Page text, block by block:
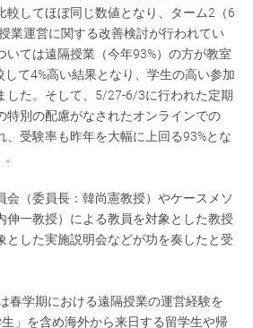
較してほぼ同じ数値となり、ターム2（6
業運営に関する改善検討が行われてい
いては遠隔授業（今年93%）の方が教室
して4%高い結果となり、学生の高い参加
した。そして、5/27-6/3に行われた定期
特別の配慮がなされたオンラインでの
、受験率も昨年を大幅に上回る93%とな
会（委員長：韓尚憲教授）やケースメソ
伸一教授）による教員を対象とした教授
とした実施説明会などが功を奏したと受
春学期における遠隔授業の運営経験を
」を含め海外から来日する留学生や帰